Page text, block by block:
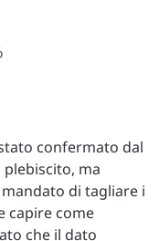
confermato dal
plebiscito, ma
di tagliare i
capire come
che il dato